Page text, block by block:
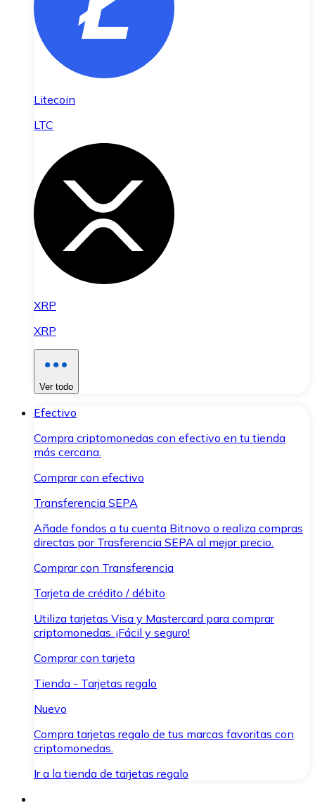
Litecoin
LTC
XRP
XRP
Ver todo
Efectivo
Compra criptomonedas con efectivo en tu tienda
más cercana.
Comprar con efectivo
Transferencia SEPA
Añade fondos a tu cuenta Bitnovo o realiza compras
directas por Trasferencia SEPA al mejor precio.
Comprar con Transferencia
Tarjeta de crédito / débito
Utiliza tarjetas Visa y Mastercard para comprar
criptomonedas. ¡Fácil y seguro!
Comprar con tarjeta
Tienda - Tarjetas regalo
Nuevo
Compra tarjetas regalo de tus marcas favoritas con
criptomonedas.
Ir a la tienda de tarjetas regalo